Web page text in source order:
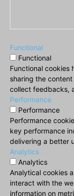
Functional
Functional
Functional cookies
sharing the
collect feedbacks,
Performance
Performance
Performance
key performance
delivering a better
Analytics
Analytics
Analytical cookies
interact with the
information on